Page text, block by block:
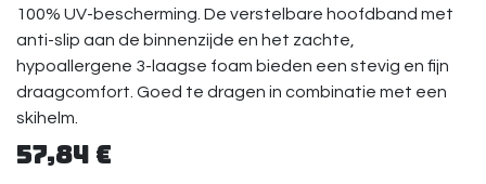
100% UV-bescherming. De verstelbare hoofdband met
anti-slip aan de binnenzijde en het zachte,
hypoallergene 3-laagse foam bieden een stevig en fijn
draagcomfort. Goed te dragen in combinatie met een
skihelm.
57,84 €